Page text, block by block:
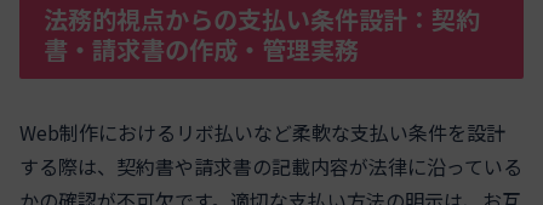
法務的視点からの支払い条件設計：契約
書・請求書の作成・管理実務
Web制作におけるリボ払いなど柔軟な支払い条件を設計
する際は、契約書や請求書の記載内容が法律に沿っている